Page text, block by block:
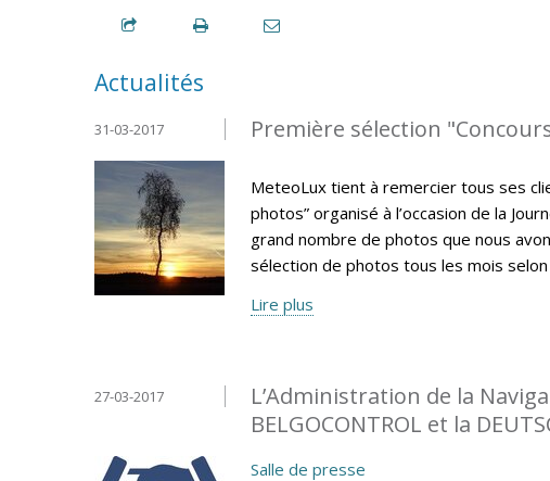
Actualités
Première sélection
31-03-2017
MeteoLux tient à remercier tous ses
photos” organisé à l’occasion de la
grand nombre de photos que nous
sélection de photos tous les mois
Lire plus
L’Administration de la
BELGOCONTROL et la
27-03-2017
Salle de presse